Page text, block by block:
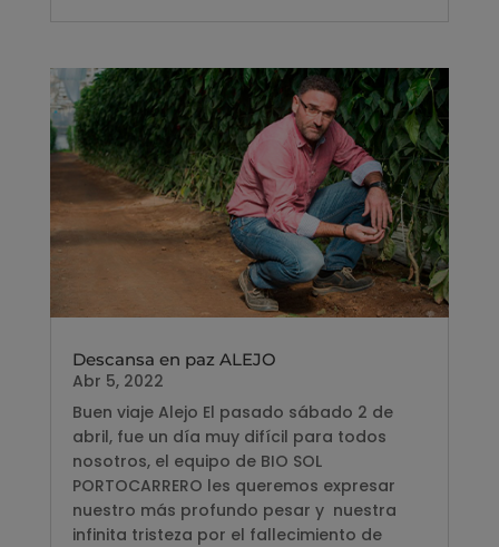
Descansa en paz ALEJO
Abr 5, 2022
Buen viaje Alejo El pasado sábado 2 de
abril, fue un día muy difícil para todos
nosotros, el equipo de BIO SOL
PORTOCARRERO les queremos expresar
nuestro más profundo pesar y nuestra
infinita tristeza por el fallecimiento de